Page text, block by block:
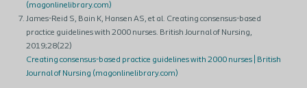
(magonlinelibrary.com)
James-Reid S, Bain K, Hansen AS, et al. Creating consensus-based
practice guidelines with 2000 nurses. British Journal of Nursing,
2019;28(22)
Creating consensus-based practice guidelines with 2000 nurses | British
Journal of Nursing (magonlinelibrary.com)